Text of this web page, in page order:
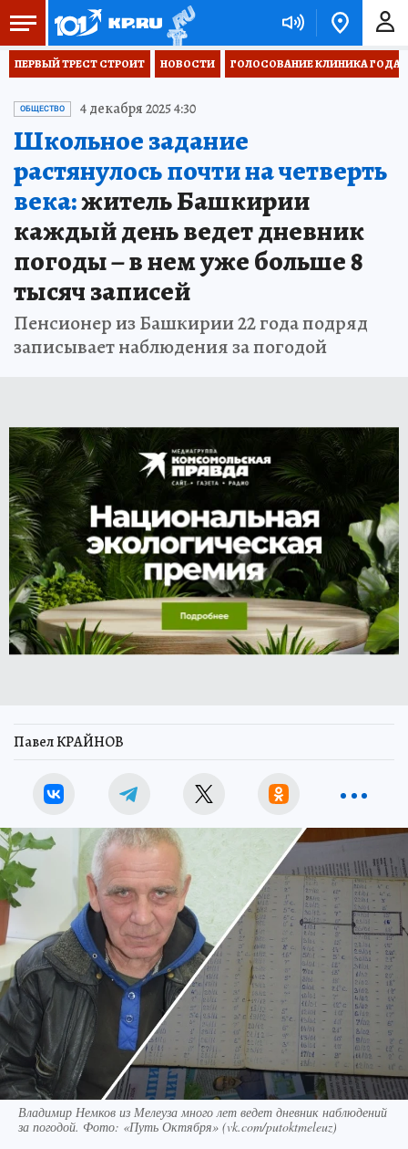
ПЕРВЫЙ ТРЕСТ СТРОИТ НОВОСТИ ГОЛОСОВАНИЕ КЛИНИКА ГОДА
ОБЩЕСТВО 4 декабря 2025 4:30
Школьное задание
растянулось почти на четверть
века:житель Башкирии
каждый день ведет дневник
погоды – в нем уже больше 8
тысяч записей
Пенсионер из Башкирии 22 года подряд
записывает наблюдения за погодой
Павел КРАЙНОВ
Владимир Немков из Мелеуза много лет ведет дневник наблюдений
за погодой. Фото: «Путь Октября» (vk.com/putoktmeleuz)